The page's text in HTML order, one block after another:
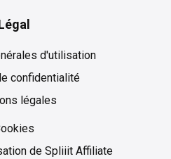
d'utilisation
confidentialité
légales
de Spliiit Affiliate